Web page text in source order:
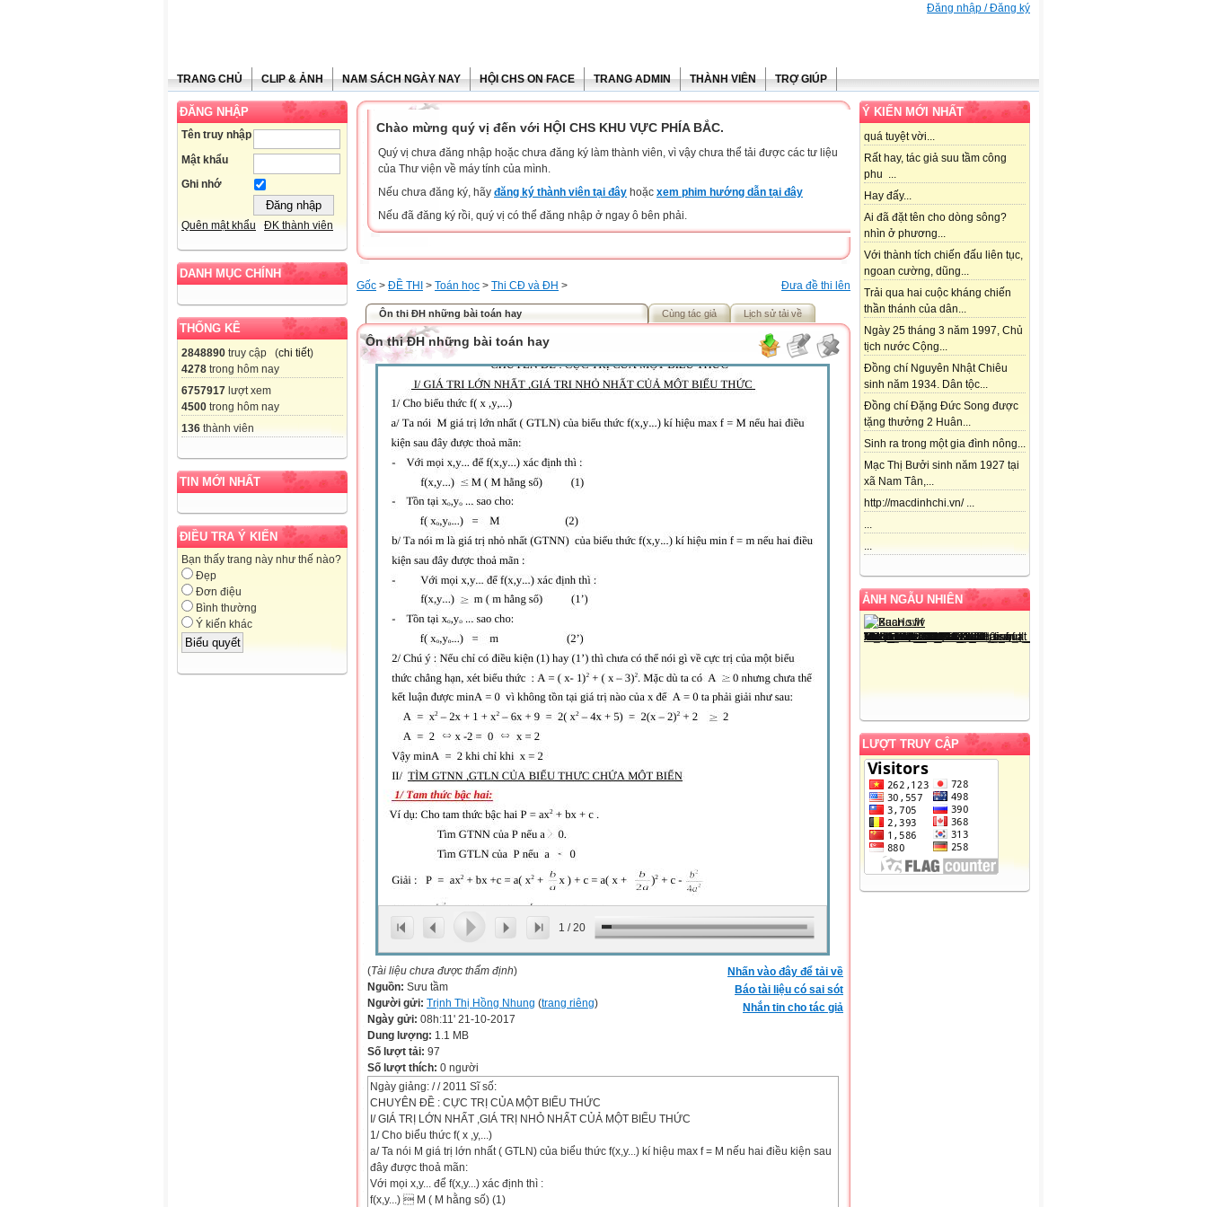
Đăng nhập / Đăng ký
TRANG CHỦ CLIP & ẢNH NAM SÁCH NGÀY NAY HỘI CHS ON FACE TRANG ADMIN THÀNH VIÊN TRỢ GIÚP
ĐĂNG NHẬP
Tên truy nhập
Mật khẩu
Ghi nhớ
Quên mật khẩu ĐK thành viên
DANH MỤC CHÍNH
THỐNG KÊ
2848890 truy cập (chi tiết)
4278 trong hôm nay
6757917 lượt xem
4500 trong hôm nay
136 thành viên
TIN MỚI NHẤT
ĐIỀU TRA Ý KIẾN
Bạn thấy trang này như thế nào?
Đẹp
Đơn điệu
Bình thường
Ý kiến khác
Ý KIẾN MỚI NHẤT
quá tuyệt vời...
Rất hay, tác giả suu tầm công
phu ...
Hay đấy...
Ai đã đặt tên cho dòng sông?
nhìn ở phương...
Với thành tích chiến đấu liên tục,
ngoan cường, dũng...
Trải qua hai cuộc kháng chiến
thần thánh của dân...
Ngày 25 tháng 3 năm 1997, Chủ
tịch nước Cộng...
Đồng chí Nguyên Nhật Chiêu
sinh năm 1934. Dân tộc...
Đồng chí Đặng Đức Song được
tặng thưởng 2 Huân...
Sinh ra trong một gia đình nông...
Mạc Thị Bưởi sinh năm 1927 tại
xã Nam Tân,...
http://macdinhchi.vn/ ...
...
...
ẢNH NGẪU NHIÊN
LƯỢT TRUY CẬP
Chào mừng quý vị đến với HỘI CHS KHU VỰC PHÍA BẮC.
Quý vị chưa đăng nhập hoặc chưa đăng ký làm thành viên, vì vậy chưa thể tải được các tư liệu
của Thư viện về máy tính của mình.
Nếu chưa đăng ký, hãy đăng ký thành viên tại đây hoặc xem phim hướng dẫn tại đây
Nếu đã đăng ký rồi, quý vị có thể đăng nhập ở ngay ô bên phải.
Đưa đề thi lên
Gốc > ĐỀ THI > Toán học > Thi CĐ và ĐH >
Ôn thi ĐH những bài toán hay Cùng tác giả Lịch sử tải về
Ôn thi ĐH những bài toán hay
1 /20
Nhấn vào đây để tải về
Báo tài liệu có sai sót
Nhắn tin cho tác giả
(Tài liệu chưa được thẩm định)
Nguồn: Sưu tầm
Người gửi: Trịnh Thị Hồng Nhung (trang riêng)
Ngày gửi: 08h:11' 21-10-2017
Dung lượng: 1.1 MB
Số lượt tải: 97
Số lượt thích: 0 người
Ngày giảng: / / 2011 Sĩ số:
CHUYÊN ĐỀ : CỰC TRỊ CỦA MỘT BIỂU THỨC
I/ GIÁ TRỊ LỚN NHẤT ,GIÁ TRỊ NHỎ NHẤT CỦẢ MỘT BIỂU THỨC
1/ Cho biểu thức f( x ,y,...)
a/ Ta nói M giá trị lớn nhất ( GTLN) của biểu thức f(x,y...) kí hiệu max f = M nếu hai điều kiện sau
đây được thoả mãn:
Với mọi x,y... để f(x,y...) xác định thì :
f(x,y...)  M ( M hằng số) (1)